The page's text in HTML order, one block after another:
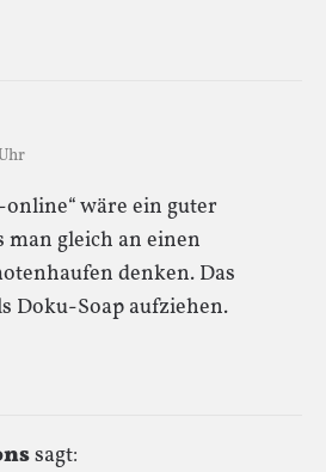
wäre ein guter
man gleich an einen
denken. Das
Doku-Soap aufziehen.
sagt: